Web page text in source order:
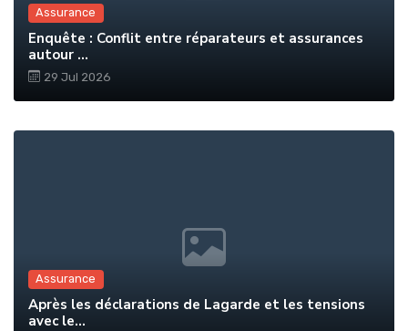
Assurance
Enquête : Conflit entre réparateurs et assurances
autour ...
29 Jul 2026
Assurance
Après les déclarations de Lagarde et les tensions
avec le...